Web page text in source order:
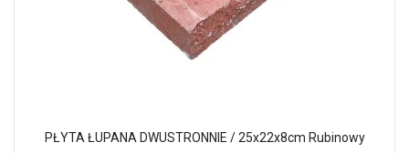
PŁYTA ŁUPANA DWUSTRONNIE / 25x22x8cm Rubinowy